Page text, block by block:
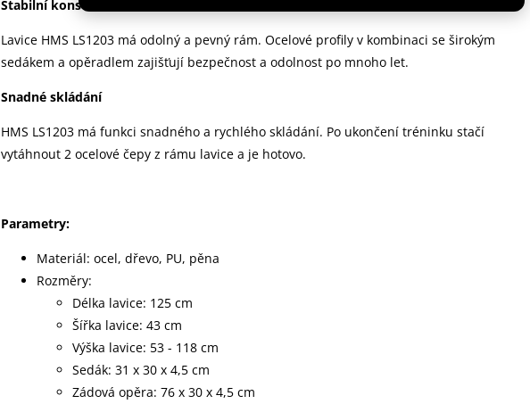
Stabilní konstrukce
Lavice HMS LS1203 má odolný a pevný rám. Ocelové profily v kombinaci se širokým
sedákem a opěradlem zajišťují bezpečnost a odolnost po mnoho let.
Snadné skládání
HMS LS1203 má funkci snadného a rychlého skládání. Po ukončení tréninku stačí
vytáhnout 2 ocelové čepy z rámu lavice a je hotovo.
Parametry:
Materiál: ocel, dřevo, PU, pěna
Rozměry:
Délka lavice: 125 cm
Šířka lavice: 43 cm
Výška lavice: 53 - 118 cm
Sedák: 31 x 30 x 4,5 cm
Zádová opěra: 76 x 30 x 4,5 cm